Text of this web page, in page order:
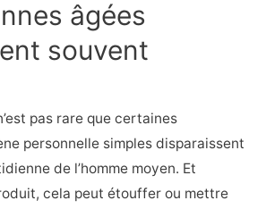
âgées
souvent
pas rare que certaines
personnelle simples disparaissent
de l’homme moyen. Et
cela peut étouffer ou mettre